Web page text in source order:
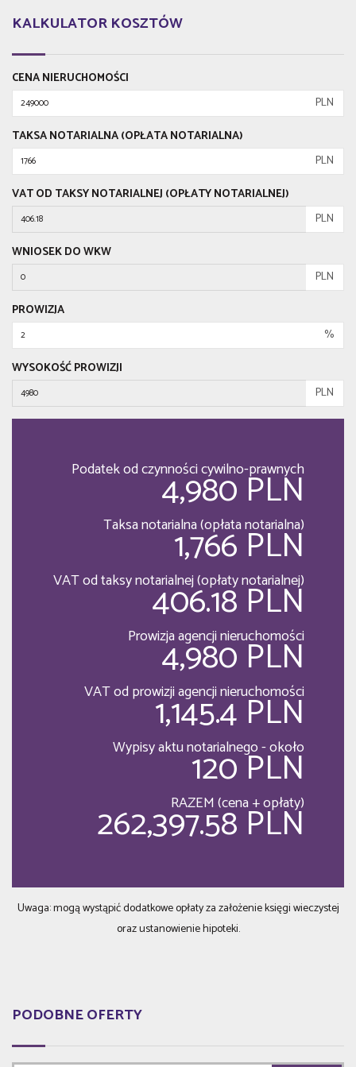
KALKULATOR KOSZTÓW
CENA NIERUCHOMOŚCI
PLN
TAKSA NOTARIALNA (OPŁATA NOTARIALNA)
PLN
VAT OD TAKSY NOTARIALNEJ (OPŁATY NOTARIALNEJ)
PLN
WNIOSEK DO WKW
PLN
PROWIZJA
%
WYSOKOŚĆ PROWIZJI
PLN
Podatek od czynności cywilno-prawnych
4,980 PLN
Taksa notarialna (opłata notarialna)
1,766 PLN
VAT od taksy notarialnej (opłaty notarialnej)
406.18 PLN
Prowizja agencji nieruchomości
4,980 PLN
VAT od prowizji agencji nieruchomości
1,145.4 PLN
Wypisy aktu notarialnego - około
120 PLN
RAZEM (cena + opłaty)
262,397.58 PLN
Uwaga: mogą wystąpić dodatkowe opłaty za założenie księgi wieczystej
oraz ustanowienie hipoteki.
PODOBNE OFERTY